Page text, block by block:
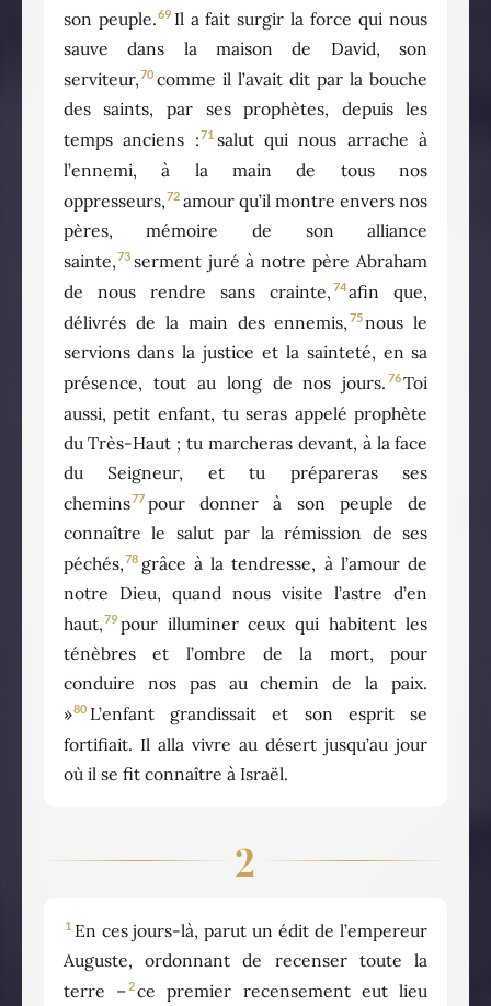
son peuple.69 Il a fait surgir la force qui nous
sauve dans la maison de David, son
serviteur,70 comme il l’avait dit par la bouche
des saints, par ses prophètes, depuis les
temps anciens :71 salut qui nous arrache à
l’ennemi, à la main de tous nos
oppresseurs,72 amour qu’il montre envers nos
pères, mémoire de son alliance
sainte,73 serment juré à notre père Abraham
de nous rendre sans crainte, 74afin que,
délivrés de la main des ennemis, 75nous le
servions dans la justice et la sainteté, en sa
présence, tout au long de nos jours. 76Toi
aussi, petit enfant, tu seras appelé prophète
du Très-Haut ; tu marcheras devant, à la face
du Seigneur, et tu prépareras ses
chemins77 pour donner à son peuple de
connaître le salut par la rémission de ses
péchés,78 grâce à la tendresse, à l’amour de
notre Dieu, quand nous visite l’astre d’en
haut,79 pour illuminer ceux qui habitent les
ténèbres et l’ombre de la mort, pour
conduire nos pas au chemin de la paix.
»80 L’enfant grandissait et son esprit se
fortifiait. Il alla vivre au désert jusqu’au jour
où il se fit connaître à Israël.
2
1 En ces jours-là, parut un édit de l’empereur
Auguste, ordonnant de recenser toute la
terre – 2ce premier recensement eut lieu